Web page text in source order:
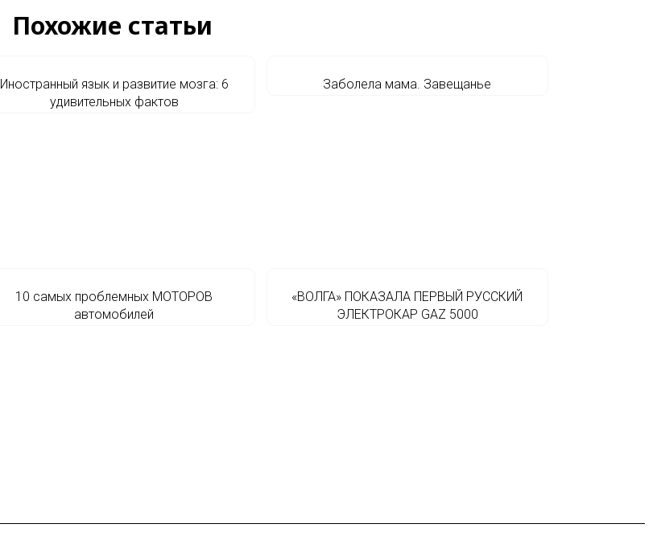
Похожие статьи
Иностранный язык и развитие мозга: 6
удивительных фактов
Заболела мама. Завещанье
10 самых проблемных МОТОРОВ
автомобилей
«ВОЛГА» ПОКАЗАЛА ПЕРВЫЙ РУССКИЙ
ЭЛЕКТРОКАР GAZ 5000